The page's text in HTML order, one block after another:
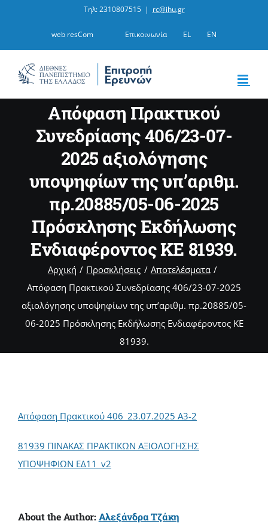
Τηλ: 2310807515 | rc@ihu.gr
web resCom Επικοινωνία EL EN
Απόφαση Πρακτικού
Συνεδρίασης 406/23-07-
2025 αξιολόγησης
υποψηφίων της υπ’αριθμ.
πρ.20885/05-06-2025
Πρόσκλησης Εκδήλωσης
Ενδιαφέροντος ΚΕ 81939.
Αρχική Προσκλήσεις
Αποτελέσματα
Απόφαση Πρακτικού Συνεδρίασης 406/23-07-2025
αξιολόγησης υποψηφίων της υπ’αριθμ. πρ.20885/05-
06-2025 Πρόσκλησης Εκδήλωσης Ενδιαφέροντος ΚΕ
81939.
Απόφαση Πρακτικού 406_23.07.2025 Α3-2
81939 ΠΙΝΑΚΑΣ ΠΡΑΚΤΙΚΩΝ ΑΞΙΟΛΟΓΗΣΗΣ
ΥΠΟΨΗΦΙΩΝ ΕΔ11_v2
About the Author: Αλεξάνδρα Τζάκη